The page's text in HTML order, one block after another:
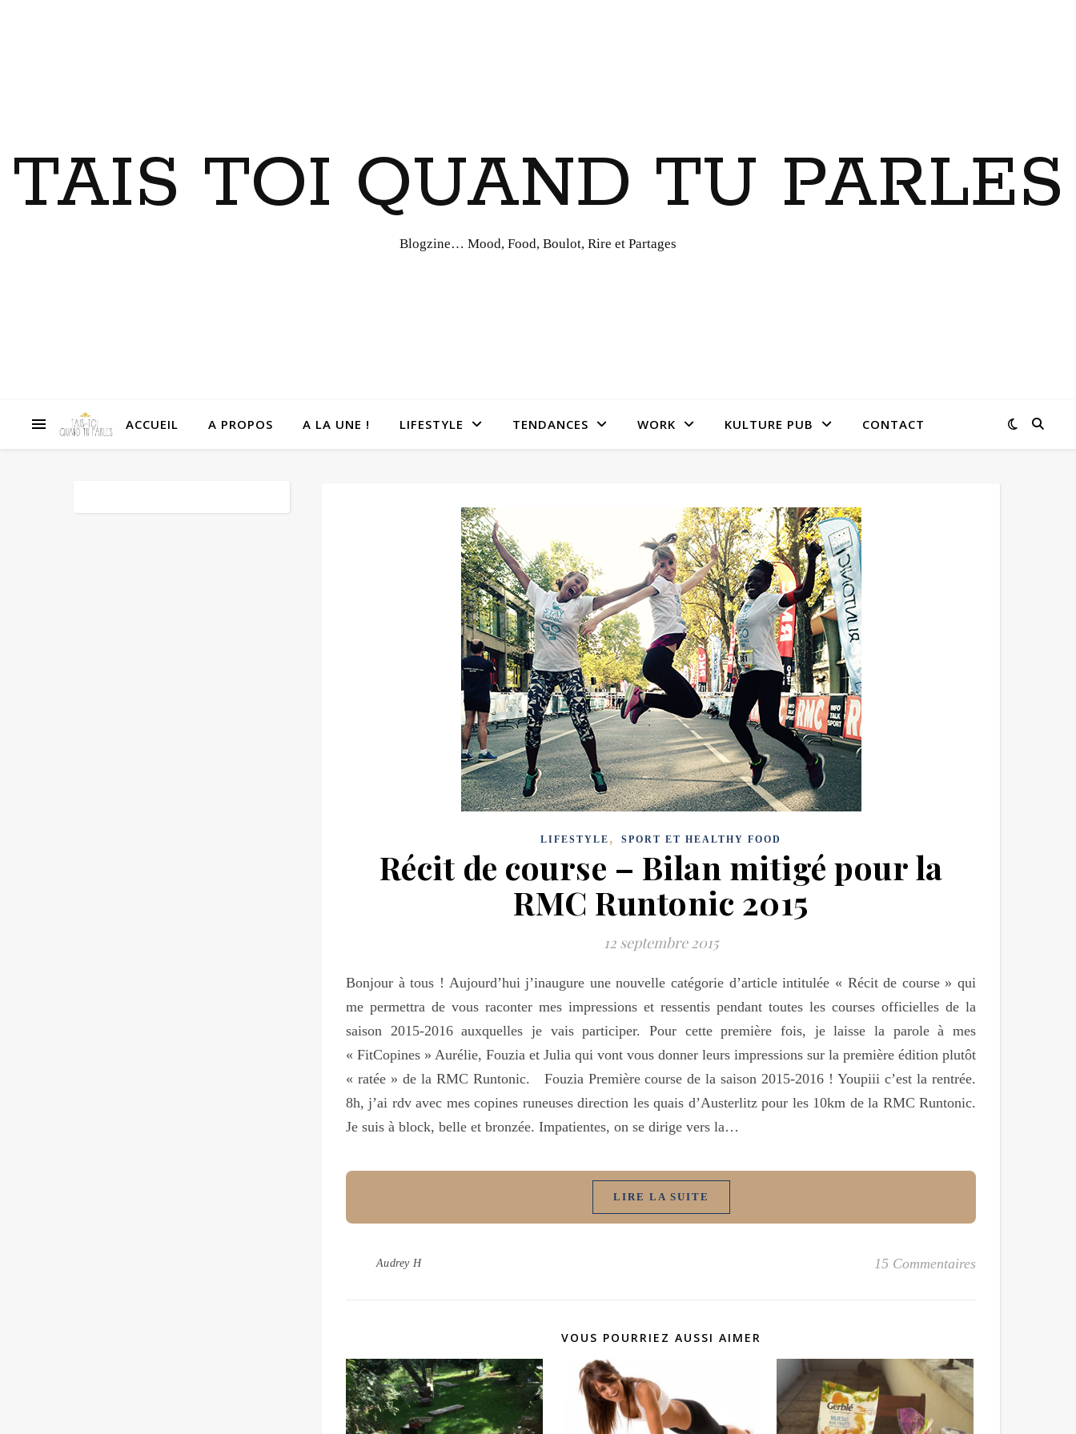
TAIS TOI QUAND TU PARLES
Blogzine… Mood, Food, Boulot, Rire et Partages
ACCUEIL A PROPOS A LA UNE ! LIFESTYLE TENDANCES WORK KULTURE PUB CONTACT
LIFESTYLE , SPORT ET HEALTHY FOOD
Récit de course – Bilan mitigé pour la
RMC Runtonic 2015
12 septembre 2015
Bonjour à tous ! Aujourd’hui j’inaugure une nouvelle catégorie d’article intitulée « Récit de course » qui
me permettra de vous raconter mes impressions et ressentis pendant toutes les courses officielles de la
saison 2015-2016 auxquelles je vais participer. Pour cette première fois, je laisse la parole à mes
« FitCopines » Aurélie, Fouzia et Julia qui vont vous donner leurs impressions sur la première édition plutôt
« ratée » de la RMC Runtonic. Fouzia Première course de la saison 2015-2016 ! Youpiii c’est la rentrée.
8h, j’ai rdv avec mes copines runeuses direction les quais d’Austerlitz pour les 10km de la RMC Runtonic.
Je suis à block, belle et bronzée. Impatientes, on se dirige vers la…
LIRE LA SUITE
Audrey H 15 Commentaires
VOUS POURRIEZ AUSSI AIMER